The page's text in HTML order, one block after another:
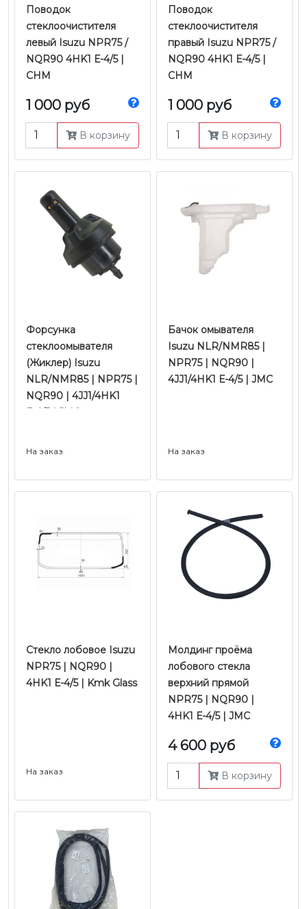
Поводок
стеклоочистителя
левый Isuzu NPR75 /
NQR90 4HK1 Е-4/5 |
CHM
1 000 руб
В корзину
Поводок
стеклоочистителя
правый Isuzu NPR75 /
NQR90 4HK1 Е-4/5 |
CHM
1 000 руб
В корзину
Форсунка
стеклоомывателя
(Жиклер) Isuzu
NLR/NMR85 | NPR75 |
NQR90 | 4JJ1/4HK1
Е-4/5 | JMC
На заказ
Бачок омывателя
Isuzu NLR/NMR85 |
NPR75 | NQR90 |
4JJ1/4HK1 Е-4/5 | JMC
На заказ
Стекло лобовое Isuzu
NPR75 | NQR90 |
4HK1 Е-4/5 | Kmk Glass
На заказ
Молдинг проёма
лобового стекла
верхний прямой
NPR75 | NQR90 |
4HK1 Е-4/5 | JMC
4 600 руб
В корзину